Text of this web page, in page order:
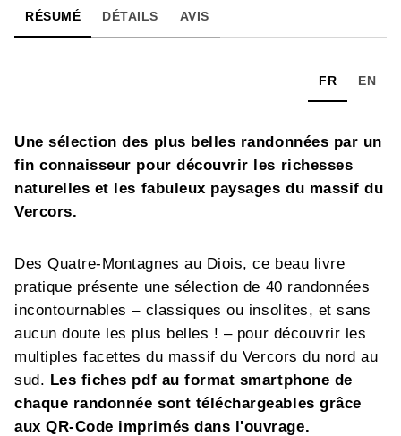
RÉSUMÉ DÉTAILS AVIS
FR EN
Une sélection des plus belles randonnées par un
fin connaisseur pour découvrir les richesses
naturelles et les fabuleux paysages du massif du
Vercors.
Des Quatre-Montagnes au Diois, ce beau livre
pratique présente une sélection de 40 randonnées
incontournables – classiques ou insolites, et sans
aucun doute les plus belles ! – pour découvrir les
multiples facettes du massif du Vercors du nord au
sud. Les fiches pdf au format smartphone de
chaque randonnée sont téléchargeables grâce
aux QR-Code imprimés dans l'ouvrage.